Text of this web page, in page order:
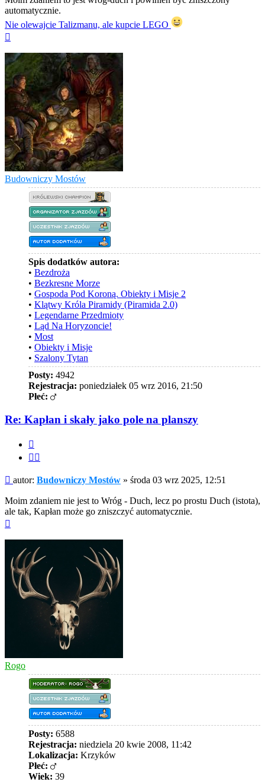
automatycznie.
Nie olewajcie Talizmanu, ale kupcie LEGO
Budowniczy Mostów
Spis dodatków autora:
• Bezdroża
• Bezkresne Morze
• Gospoda Pod Koroną. Obiekty i Misje 2
• Klątwy Króla Piramidy (Piramida 2.0)
• Legendarne Przedmioty
• Ląd Na Horyzoncie!
• Most
• Obiekty i Misje
• Szalony Tytan
Posty: 4942
Rejestracja: poniedziałek 05 wrz 2016, 21:50
Płeć:
Re: Kapłan i skały jako pole na planszy
Post
autor: Budowniczy Mostów » środa 03 wrz 2025, 12:51
Moim zdaniem nie jest to Wróg - Duch, lecz po prostu Duch (istota),
ale tak, Kapłan może go zniszczyć automatycznie.
Rogo
Posty: 6588
Rejestracja: niedziela 20 kwie 2008, 11:42
Lokalizacja: Krzyków
Płeć:
Wiek: 39